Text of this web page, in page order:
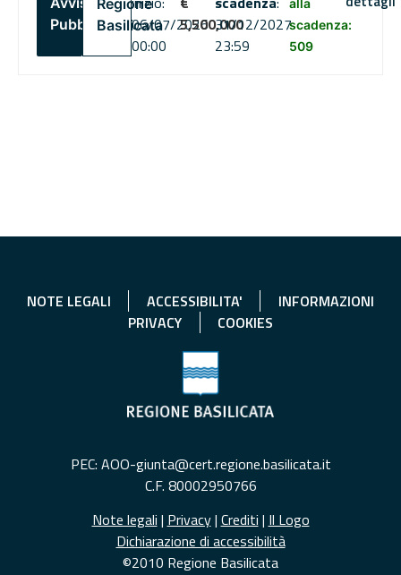
Pubblico
Regione
Basilicata06/07/2026
00:00
5,500,00031/12/2027
23:59
alla
scadenza:
509
NOTE LEGALI ACCESSIBILITA'
INFORMAZIONI
PRIVACY
COOKIES
PEC: AOO-giunta@cert.regione.basilicata.it
C.F. 80002950766
Note legali | Privacy| Crediti | Il Logo
Dichiarazione di accessibilità
©2010 Regione Basilicata